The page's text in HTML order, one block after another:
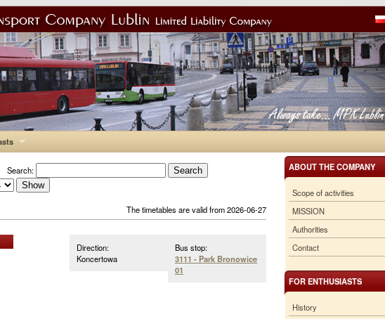
ABOUT THE COMPANY
Scope of activities
MISSION
Authorities
Contact
FOR ENTHUSIASTS
History
Search:
The timetables are valid from 2026-06-27
Bus stop:
3111 - Park Bronowice
01
Direction:
Koncertowa